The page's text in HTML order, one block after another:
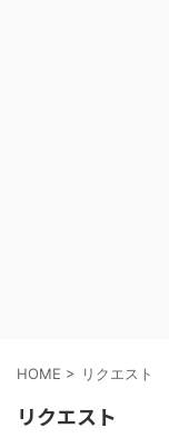
HOME > リクエスト
リクエスト